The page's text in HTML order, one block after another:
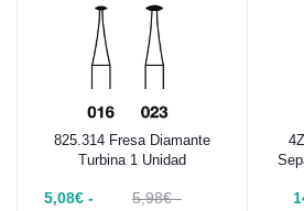
Añadir al carrito
825.314 Fresa Diamante
Turbina 1 Unidad
5,08€ -
5,98€ -